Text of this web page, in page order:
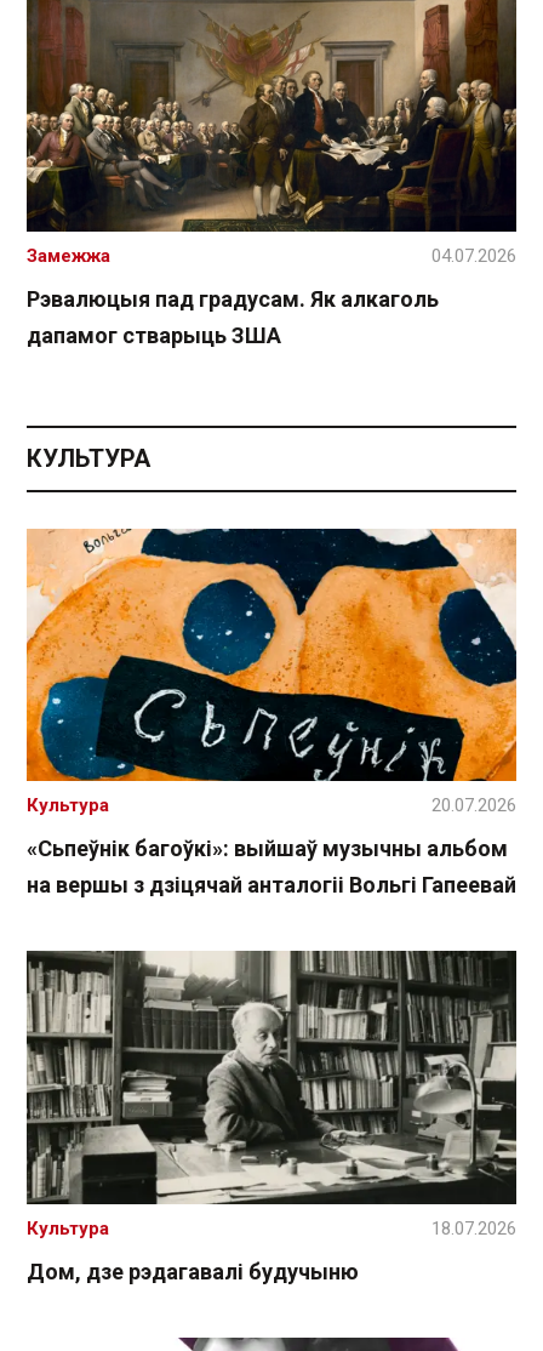
Рэвалюцыя пад градусам. Як алкаголь
дапамог стварыць ЗША
Замежжа 04.07.2026
КУЛЬТУРА
«Сьпеўнік багоўкі»: выйшаў музычны альбом
на вершы з дзіцячай анталогіі Вольгі Гапеевай
Культура 20.07.2026
Дом, дзе рэдагавалі будучыню
Культура 18.07.2026